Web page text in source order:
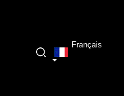
Français